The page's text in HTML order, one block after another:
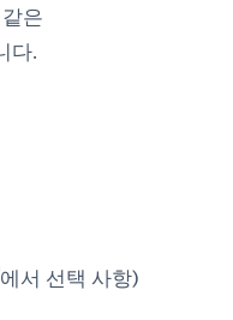
은
tab)
다.
in new tab)
에서 선택 사항)